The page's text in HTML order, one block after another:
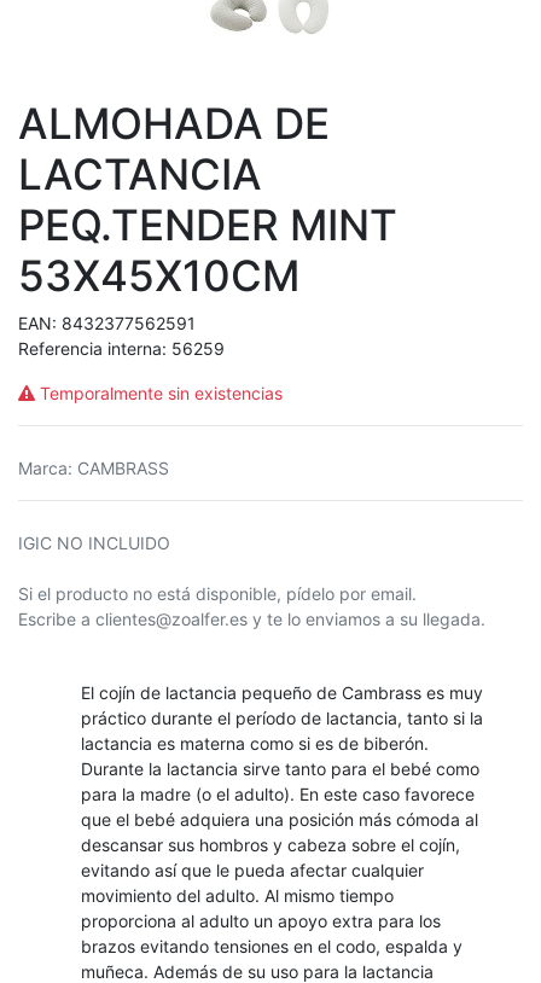
ALMOHADA DE
LACTANCIA
PEQ.TENDER MINT
53X45X10CM
EAN: 8432377562591
Referencia interna: 56259
Temporalmente sin existencias
Marca: CAMBRASS
IGIC NO INCLUIDO
Si el producto no está disponible, pídelo por email.
Escribe a clientes@zoalfer.es y te lo enviamos a su llegada.
El cojín de lactancia pequeño de Cambrass es muy
práctico durante el período de lactancia, tanto si la
lactancia es materna como si es de biberón.
Durante la lactancia sirve tanto para el bebé como
para la madre (o el adulto). En este caso favorece
que el bebé adquiera una posición más cómoda al
descansar sus hombros y cabeza sobre el cojín,
evitando así que le pueda afectar cualquier
movimiento del adulto. Al mismo tiempo
proporciona al adulto un apoyo extra para los
brazos evitando tensiones en el codo, espalda y
muñeca. Además de su uso para la lactancia